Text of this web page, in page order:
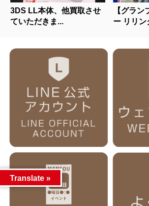
3DS LL本体、他買取させ
ていただきま...
【グラ
ー リリン
Translate »